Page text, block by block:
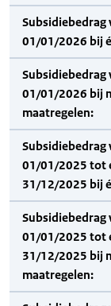
Subsidiebedrag
01/01/2026 bij
Subsidiebedrag
01/01/2026 bij
maatregelen:
Subsidiebedrag
01/01/2025 tot
31/12/2025 bij
Subsidiebedrag
01/01/2025 tot
31/12/2025 bij
maatregelen: